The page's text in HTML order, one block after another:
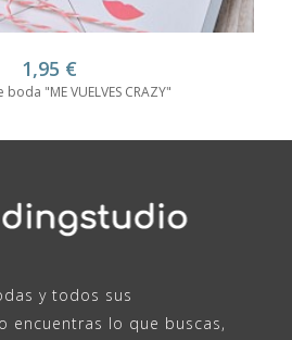
1,95 €
"ME VUELVES CRAZY"
y todos sus
encuentras lo que buscas,